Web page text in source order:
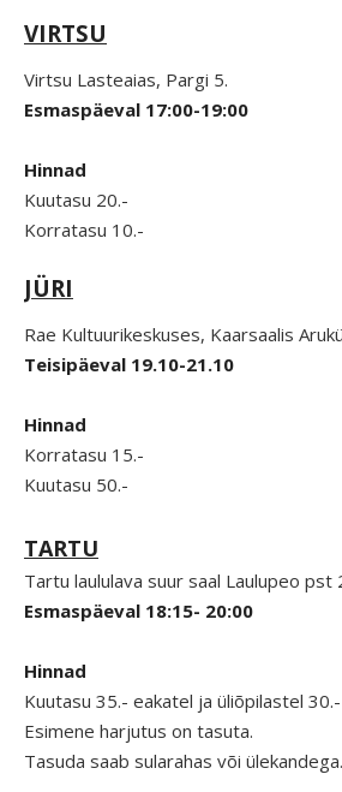
VIRTSU
Virtsu Lasteaias, Pargi 5.
Esmaspäeval 17:00-19:00
Hinnad
Kuutasu 20.-
Korratasu 10.-
JÜRI
Rae Kultuurikeskuses, Kaarsaalis
Teisipäeval 19.10-21.10
Hinnad
Korratasu 15.-
Kuutasu 50.-
TARTU
Tartu laululava suur saal Laulupeo pst
Esmaspäeval 18:15- 20:00
Hinnad
Kuutasu 35.- eakatel ja üliõpilastel 30.-
Esimene harjutus on tasuta.
Tasuda saab sularahas või ülekandega.